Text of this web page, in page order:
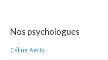
Nos psychologues
Céline Aerts